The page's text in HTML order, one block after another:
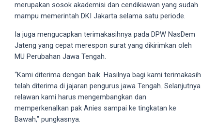
each
categorized
sections
and
choose
your
favorite
one:
merupakan sosok akademisi dan cendikiawan yang sudah
mampu memerintah DKI Jakarta selama satu periode.
Ia juga mengucapkan terimakasihnya pada DPW NasDem
Jateng yang cepat merespon surat yang dikirimkan oleh
MU Perubahan Jawa Tengah.
“Kami diterima dengan baik. Hasilnya bagi kami terimakasih
telah diterima di jajaran pengurus jawa Tengah. Selanjutnya
relawan kami harus mengembangkan dan
memperkenalkan pak Anies sampai ke tingkatan ke
Bawah,” pungkasnya.